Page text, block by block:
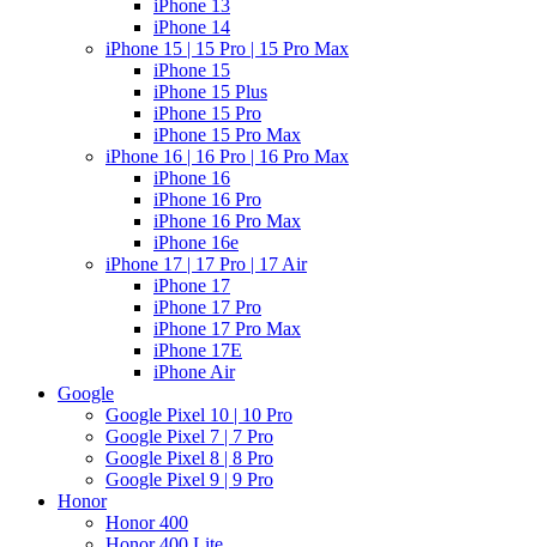
iPhone 13
iPhone 14
iPhone 15 | 15 Pro | 15 Pro Max
iPhone 15
iPhone 15 Plus
iPhone 15 Pro
iPhone 15 Pro Max
iPhone 16 | 16 Pro | 16 Pro Max
iPhone 16
iPhone 16 Pro
iPhone 16 Pro Max
iPhone 16e
iPhone 17 | 17 Pro | 17 Air
iPhone 17
iPhone 17 Pro
iPhone 17 Pro Max
iPhone 17E
iPhone Air
Google
Google Pixel 10 | 10 Pro
Google Pixel 7 | 7 Pro
Google Pixel 8 | 8 Pro
Google Pixel 9 | 9 Pro
Honor
Honor 400